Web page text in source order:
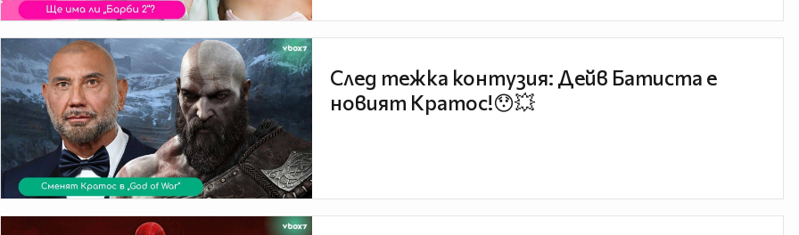
След тежка контузия: Дейв Батиста е
новият Кратос!😯💥